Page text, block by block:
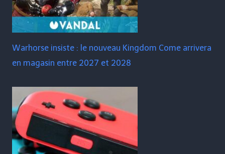
Warhorse insiste : le nouveau Kingdom Come arrivera
en magasin entre 2027 et 2028